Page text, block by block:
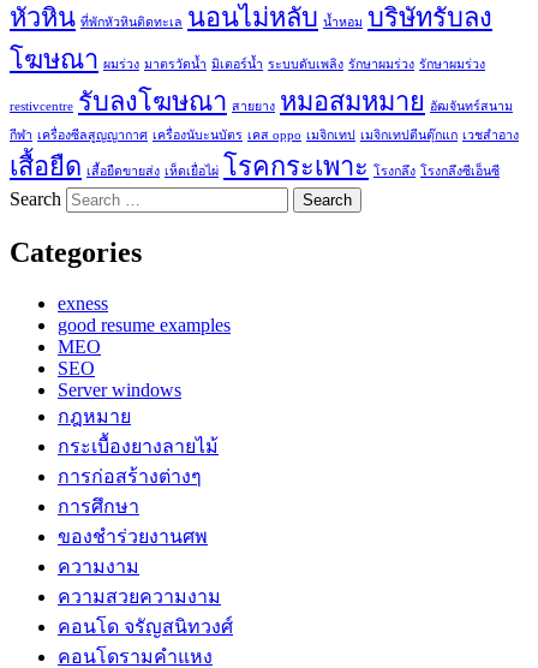
หัวหิน ที่พักหัวหินติดทะเล นอนไม่หลับ น้ำหอม บริษัทรับลง
โฆษณา ผมร่วง มาตรวัดน้ำ มิเตอร์น้ำ ระบบดับเพลิง รักษาผมร่วง รักษาผมร่วง
restivcentre รับลงโฆษณา สายยาง หมอสมหมาย อัฒจันทร์สนาม
กีฬา เครื่องซีลสูญญากาศ เครื่องนับะนบัตร เคส oppo เมจิกเทป เมจิกเทปตีนตุ๊กแก เวชสำอาง
เสื้อยืด เสื้อยืดขายส่ง เห็ดเยื่อไผ่ โรคกระเพาะ โรงกลึง โรงกลึงซีเอ็นซี
Search
Categories
exness
good resume examples
MEO
SEO
Server windows
กฎหมาย
กระเบื้องยางลายไม้
การก่อสร้างต่างๆ
การศึกษา
ของชำร่วยงานศพ
ความงาม
ความสวยความงาม
คอนโด จรัญสนิทวงศ์
คอนโดรามคำแหง